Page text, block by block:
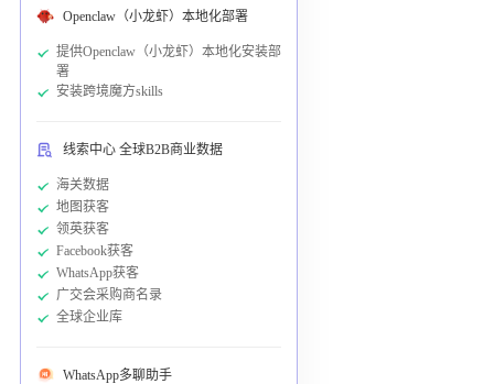
Openclaw（小龙虾）本地化部署
提供Openclaw（小龙虾）本地化安装部
署
安装跨境魔方skills
线索中心 全球B2B商业数据
海关数据
地图获客
领英获客
Facebook获客
WhatsApp获客
广交会采购商名录
全球企业库
WhatsApp多聊助手